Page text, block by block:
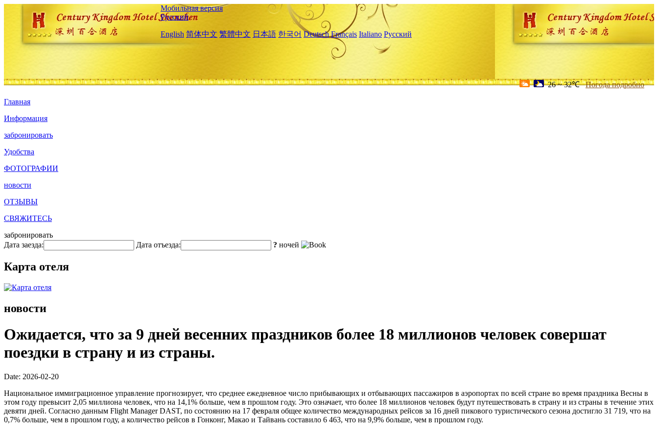
Мобильная версия
Русский
English 简体中文 繁體中文 日本語 한국어 Deutsch Français Italiano Русский
26 ~ 32℃ Погода подробно
Главная
Информация
забронировать
Удобства
ФОТОГРАФИИ
новости
ОТЗЫВЫ
СВЯЖИТЕСЬ
забронировать
Дата заезда:
Дата отъезда: ? ночей
Карта отеля
новости
Ожидается, что за 9 дней весенних праздников более 18 миллионов человек совершат
поездки в страну и из страны.
Date: 2026-02-20
Национальное иммиграционное управление прогнозирует, что среднее ежедневное число прибывающих и отбывающих пассажиров в аэропортах по всей стране во время праздника Весны в
этом году превысит 2,05 миллиона человек, что на 14,1% больше, чем в прошлом году. Это означает, что более 18 миллионов человек будут путешествовать в страну и из страны в течение этих
девяти дней. Согласно данным Flight Manager DAST, по состоянию на 17 февраля общее количество международных рейсов за 16 дней пикового туристического сезона достигло 31 719, что на
0,7% больше, чем в прошлом году, а количество рейсов в Гонконг, Макао и Тайвань составило 6 463, что на 9,9% больше, чем в прошлом году.